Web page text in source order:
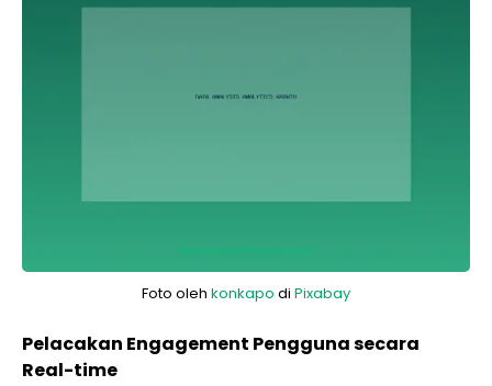
Foto oleh konkapo di Pixabay
Pelacakan Engagement Pengguna secara
Real-time